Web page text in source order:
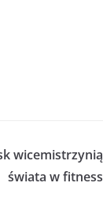
wicemistrzynią
świata w fitness